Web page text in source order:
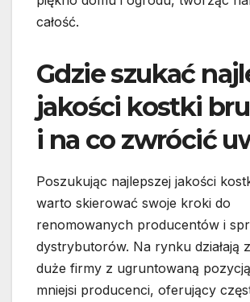
całość.
Gdzie szukać
jakości kostki
i na co zwrócić
Poszukując najlepszej jakości
warto skierować swoje kroki do
renomowanych producentów i
dystrybutorów. Na rynku działają
duże firmy z ugruntowaną
mniejsi producenci, oferujący